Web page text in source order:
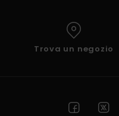
Trova un negozio